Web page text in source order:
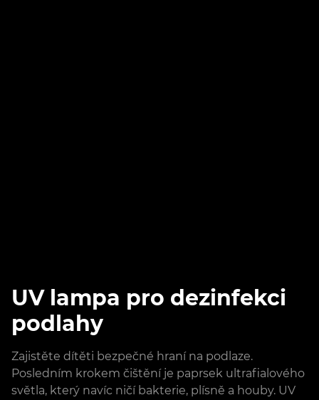
UV lampa pro dezinfekci
podlahy
Zajistěte dítěti bezpečné hraní na podlaze.
Posledním krokem čištění je paprsek ultrafialového
světla, který navíc ničí bakterie, plísně a houby. UV